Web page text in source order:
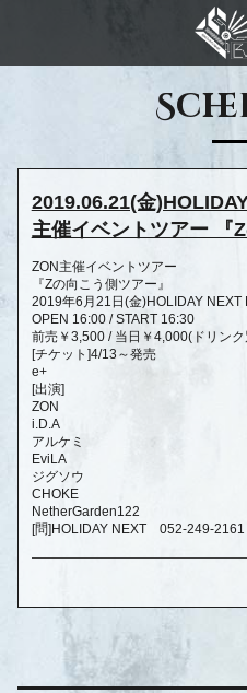
2019.06.21(金
主催イベントツアー 『
ZON主催イベントツアー
『Zの向こう側ツアー』
2019年6月21日(金)HOLIDAY NEXT
OPEN 16:00 / START 16:30
前売￥3,500 / 当日￥4,000(ドリンク
[チケット]4/13～発売
e+
[出演]
ZON
i.D.A
アルケミ
EviLA
ジグソウ
CHOKE
NetherGarden122
[問]HOLIDAY NEXT 052-249-2161